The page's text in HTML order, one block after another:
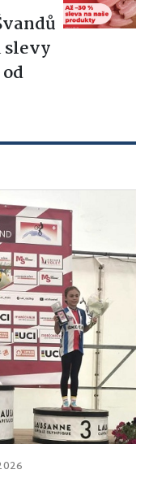
slevy